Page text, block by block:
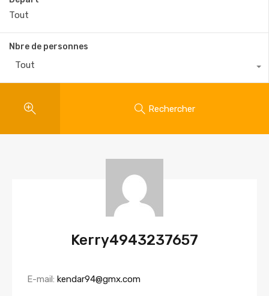
Nbre de personnes
Tout
Rechercher
Kerry4943237657
E-mail: kendar94@gmx.com